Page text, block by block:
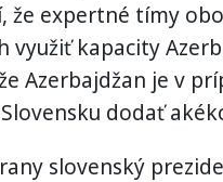
že expertné tímy
využiť kapacity
Azerbajdžan je v
dodať
slovenský